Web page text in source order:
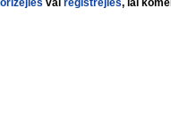
vaireģistrējies, lai